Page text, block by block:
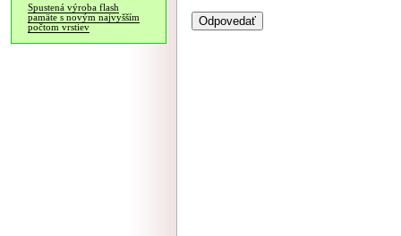
Spustená výroba flash
pamäte s novým najvyšším
počtom vrstiev